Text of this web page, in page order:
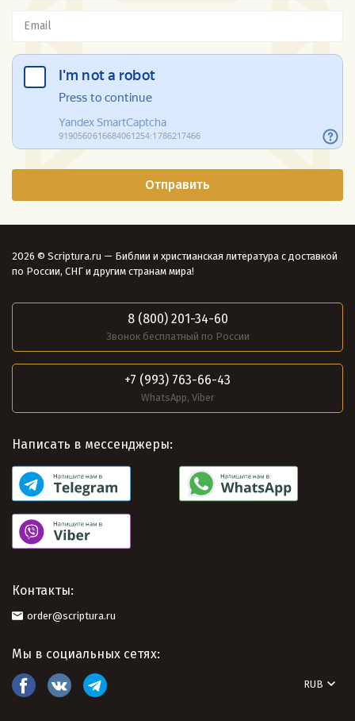
2026 © Scriptura.ru — Библии и христианская литература с доставкой
по России, СНГ и другим странам мира!
8 (800) 201-34-60
Звонок бесплатный по России
+7 (993) 763-66-43
WhatsApp, Viber
Написать в мессенджеры:
Контакты:
order@scriptura.ru
Мы в социальных сетях:
RUB